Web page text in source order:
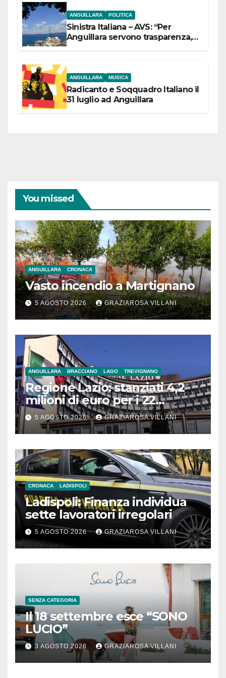
ANGUILLARA POLITICA
Sinistra Italiana – AVS: “Per
Anguillara servono trasparenza,
ANGUILLARA MUSICA
Radicanto e Soqquadro Italiano il
31 luglio ad Anguillara
You missed
ANGUILLARA CRONACA
Vasto incendio a Martignano
5 AGOSTO 2026 GRAZIAROSA VILLANI
ANGUILLARA BRACCIANO LAGO TREVIGNANO
Regione Lazio: stanziati 4,2
milioni di euro per i 22
Comuni dell’Etruria
Meridionale
5 AGOSTO 2026 GRAZIAROSA VILLANI
CRONACA LADISPOLI
Ladispoli: Finanza individua
sette lavoratori irregolari
5 AGOSTO 2026 GRAZIAROSA VILLANI
SENZA CATEGORIA
Il 18 settembre esce “SONO
LUCIO”
3 AGOSTO 2026 GRAZIAROSA VILLANI